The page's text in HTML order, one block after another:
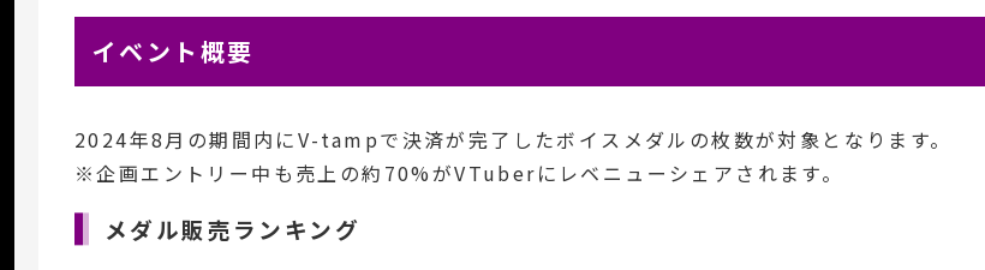
イベント概要
2024年8月の期間内にV-tampで決済が完了したボイスメダルの枚数が対象となります。
※企画エントリー中も売上の約70%がVTuberにレベニューシェアされます。
メダル販売ランキング